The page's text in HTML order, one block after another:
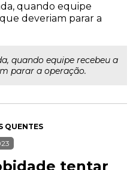
quando equipe
deveriam parar a
quando equipe recebeu a
parar a operação.
QUENTES
tentar